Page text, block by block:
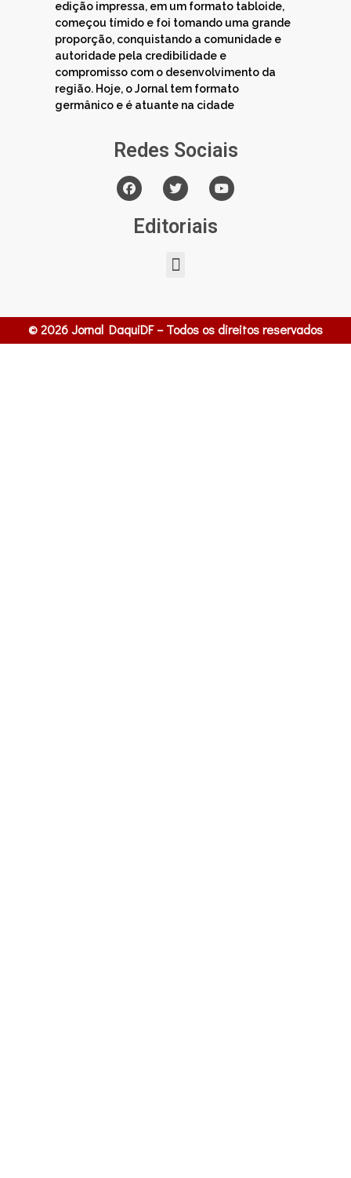
edição impressa, em um formato tabloide,
começou tímido e foi tomando uma grande
proporção, conquistando a comunidade e
autoridade pela credibilidade e
compromisso com o desenvolvimento da
região. Hoje, o Jornal tem formato
germânico e é atuante na cidade
Redes Sociais
Editoriais
© 2026 Jornal DaquiDF – Todos os direitos reservados